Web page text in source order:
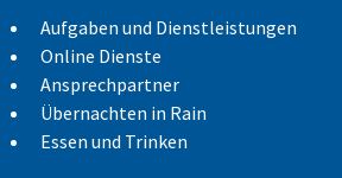
Aufgaben und Dienstleistungen
Online Dienste
Ansprechpartner
Übernachten in Rain
Essen und Trinken